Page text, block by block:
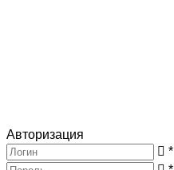
Авторизация
*